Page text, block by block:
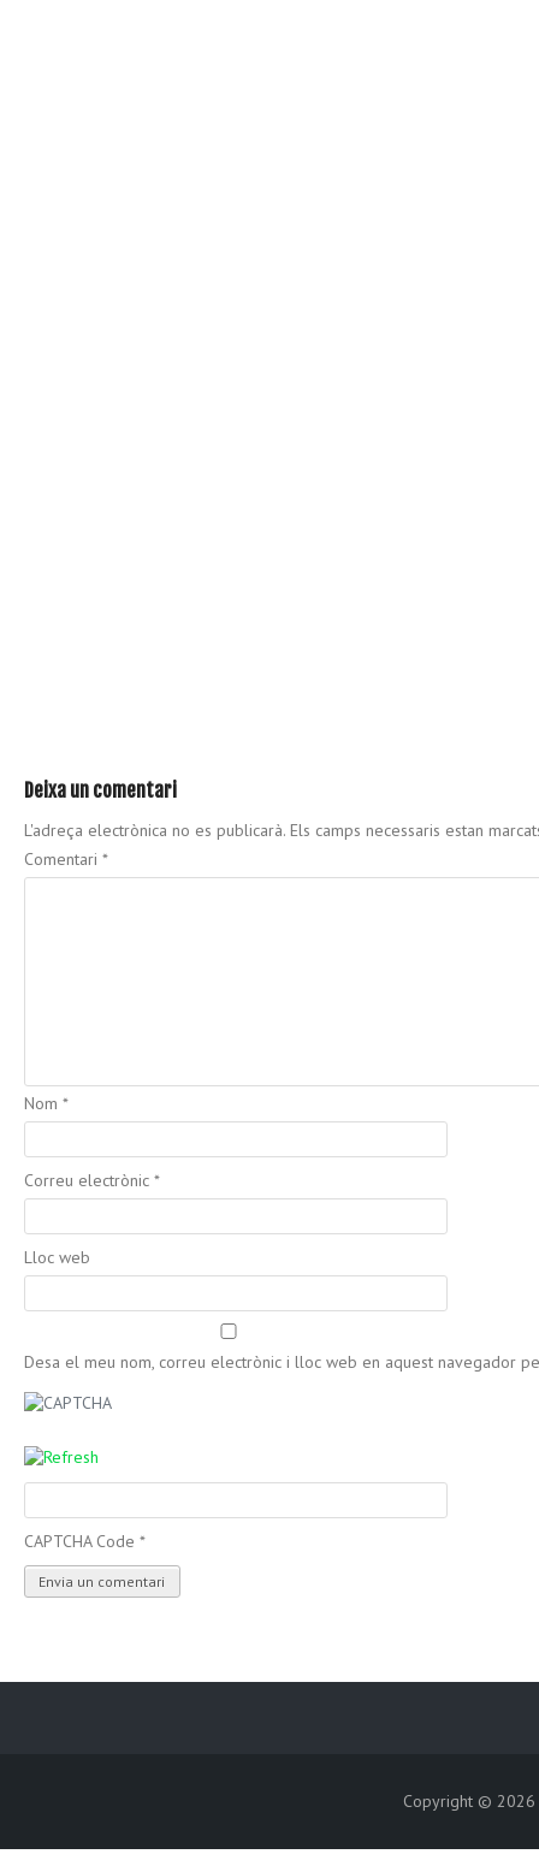
Deixa un comentari
L'adreça electrònica no es publicarà. Els camps necessaris estan
Comentari *
Nom *
Correu electrònic *
Lloc web
Desa el meu nom, correu electrònic i lloc web en aquest navegador
CAPTCHA Code *
Copyright © 2026